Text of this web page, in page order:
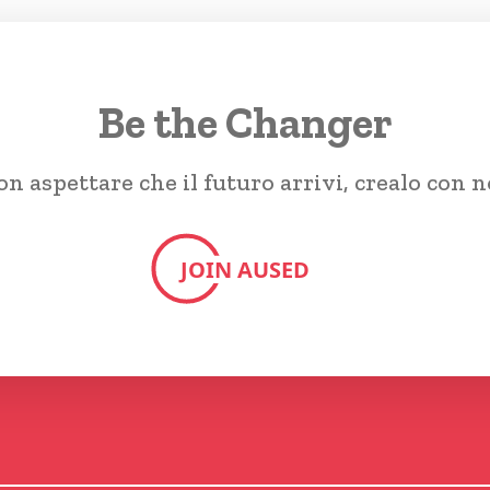
Be the Changer
aspettare che il futuro arrivi, crealo con
JOIN AUSED